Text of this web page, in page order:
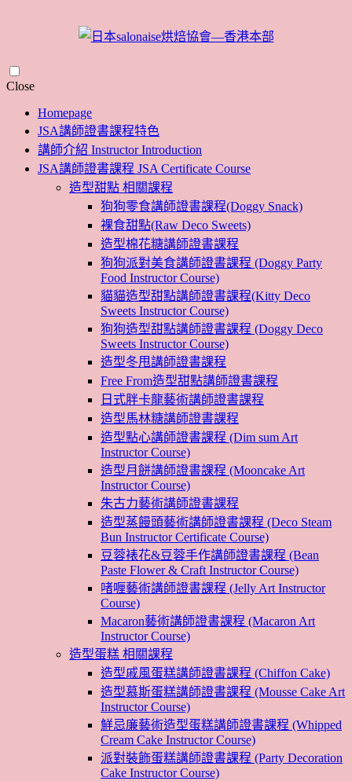
CloseSkip
content
Homepage
JSA講師證書課程特色
講師介紹 Instructor Introduction
JSA講師證書課程 JSA Certificate Course
造型甜點 相關課程
狗狗零食講師證書課程(Doggy Snack)
裸食甜點(Raw Deco Sweets)
造型棉花糖講師證書課程
狗狗派對美食講師證書課程 (Doggy Party
Food Instructor Course)
貓貓造型甜點講師證書課程(Kitty Deco
Sweets Instructor Course)
狗狗造型甜點講師證書課程 (Doggy Deco
Sweets Instructor Course)
造型冬甩講師證書課程
Free From造型甜點講師證書課程
日式胖卡龍藝術講師證書課程
造型馬林糖講師證書課程
造型點心講師證書課程 (Dim sum Art
Instructor Course)
造型月餅講師證書課程 (Mooncake Art
Instructor Course)
朱古力藝術講師證書課程
造型蒸饅頭藝術講師證書課程 (Deco Steam
Bun Instructor Certificate Course)
豆蓉裱花&豆蓉手作講師證書課程 (Bean
Paste Flower & Craft Instructor Course)
啫喱藝術講師證書課程 (Jelly Art Instructor
Course)
Macaron藝術講師證書課程 (Macaron Art
Instructor Course)
造型蛋糕 相關課程
造型戚風蛋糕講師證書課程 (Chiffon Cake)
造型慕斯蛋糕講師證書課程 (Mousse Cake Art
Instructor Course)
鮮忌廉藝術造型蛋糕講師證書課程 (Whipped
Cream Cake Instructor Course)
派對裝飾蛋糕講師證書課程 (Party Decoration
Cake Instructor Course)